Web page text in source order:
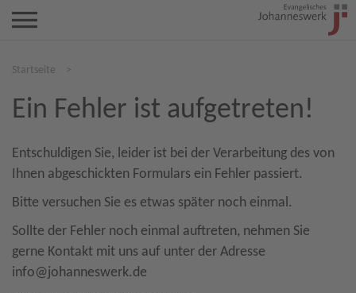
Startseite >
Ein Fehler ist aufgetreten!
Entschuldigen Sie, leider ist bei der Verarbeitung des von
Ihnen abgeschickten Formulars ein Fehler passiert.
Bitte versuchen Sie es etwas später noch einmal.
Sollte der Fehler noch einmal auftreten, nehmen Sie
gerne Kontakt mit uns auf unter der Adresse
info@johanneswerk.de